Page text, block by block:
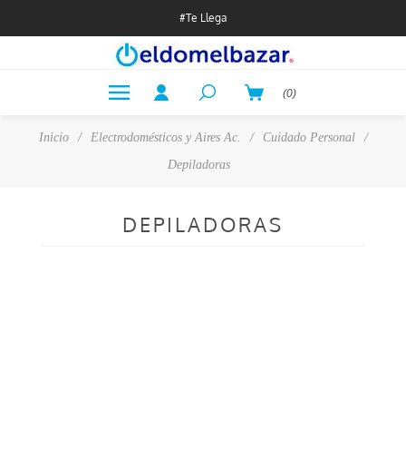
#Te Llega
(0)
Inicio / Electrodomésticos y Aires Ac. / Cuidado Personal
/
Depiladoras
DEPILADORAS